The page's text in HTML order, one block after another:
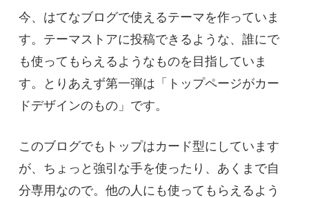
今、はてなブログで使えるテーマを作っていま
す。テーマストアに投稿できるような、誰にで
も使ってもらえるようなものを目指していま
す。とりあえず第一弾は「トップページがカー
ドデザインのもの」です。
このブログでもトップはカード型にしています
が、ちょっと強引な手を使ったり、あくまで自
分専用なので。他の人にも使ってもらえるよう